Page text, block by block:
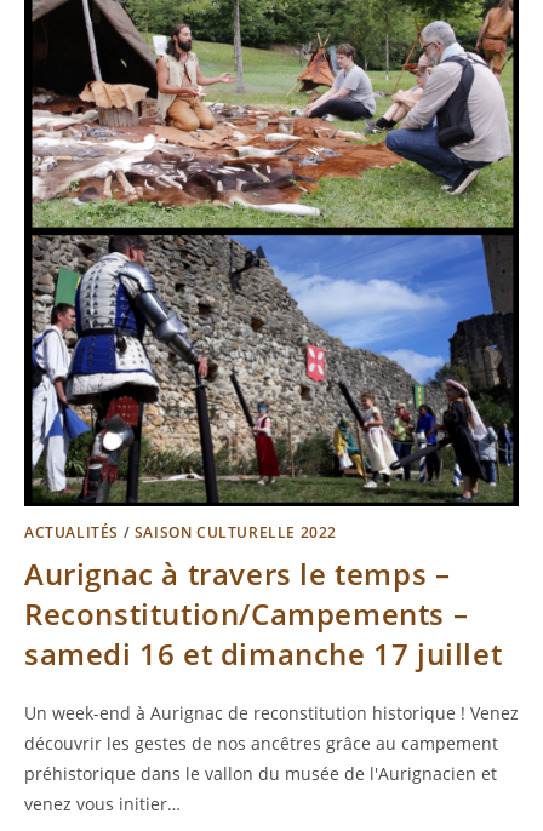
ACTUALITÉS / SAISON CULTURELLE 2022
Aurignac à travers le temps –
Reconstitution/Campements –
samedi 16 et dimanche 17 juillet
Un week-end à Aurignac de reconstitution historique ! Venez
découvrir les gestes de nos ancêtres grâce au campement
préhistorique dans le vallon du musée de l'Aurignacien et
venez vous initier…